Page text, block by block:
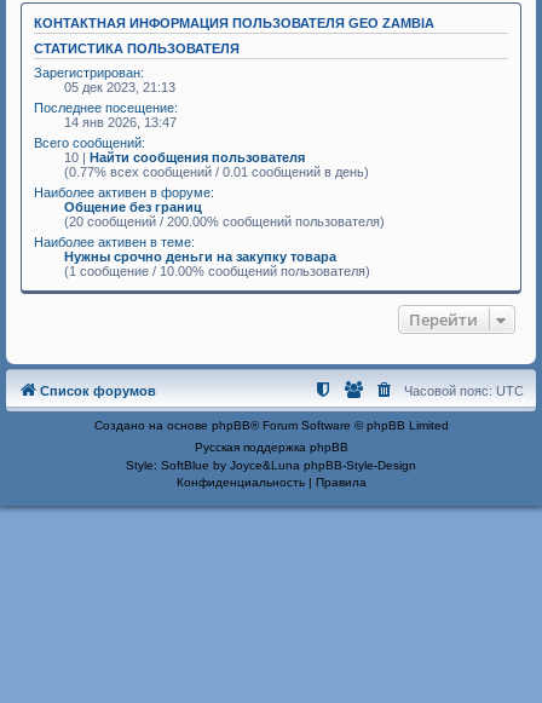
КОНТАКТНАЯ ИНФОРМАЦИЯ ПОЛЬЗОВАТЕЛЯ GEO ZAMBIA
СТАТИСТИКА ПОЛЬЗОВАТЕЛЯ
Зарегистрирован:
05 дек 2023, 21:13
Последнее посещение:
14 янв 2026, 13:47
Всего сообщений:
10 | Найти сообщения пользователя
(0.77% всех сообщений / 0.01 сообщений в день)
Наиболее активен в форуме:
Общение без границ
(20 сообщений / 200.00% сообщений пользователя)
Наиболее активен в теме:
Нужны срочно деньги на закупку товара
(1 сообщение / 10.00% сообщений пользователя)
Перейти
Список форумов Часовой пояс: UTC
Создано на основе phpBB® Forum Software © phpBB Limited
Русская поддержка phpBB
Style: SoftBlue by Joyce&Luna phpBB-Style-Design
Конфиденциальность| Правила